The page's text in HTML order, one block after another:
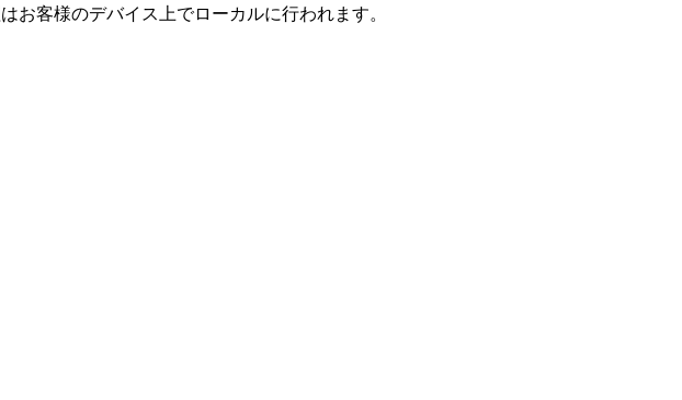
客様のデバイス上でローカルに行われます。